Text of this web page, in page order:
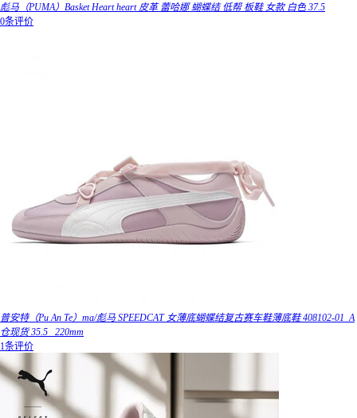
彪马（PUMA）Basket Heart heart 皮革 蕾哈娜 蝴蝶结 低帮 板鞋 女款 白色 37.5
0条评价
普安特（Pu An Te）ma/彪马 SPEEDCAT 女薄底蝴蝶结复古赛车鞋薄底鞋 408102-01_A
仓现货 35.5 _220mm
1条评价